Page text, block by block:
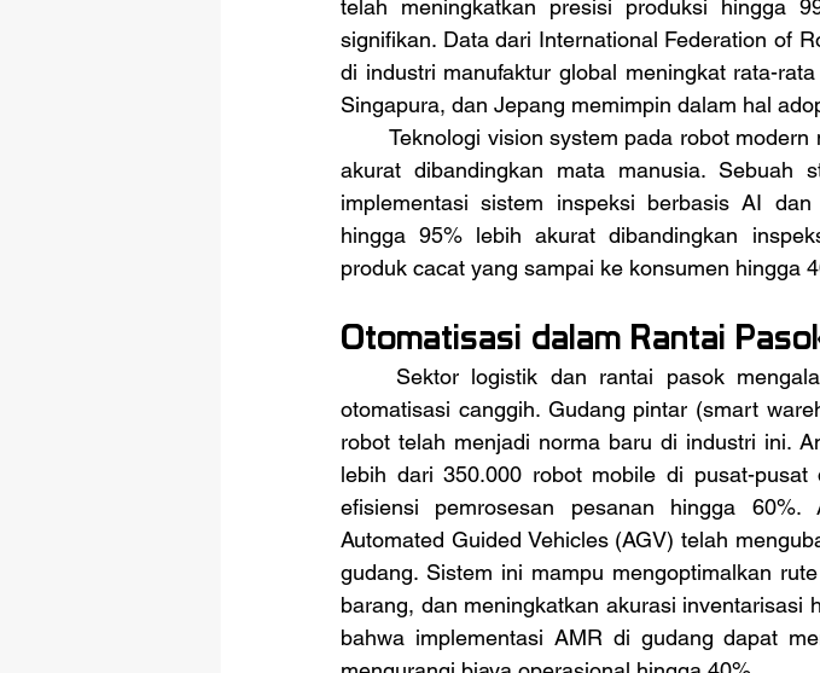
telah meningkatkan presisi produksi hingga
signifikan. Data dari International Federation of
di industri manufaktur global meningkat rata-
Singapura, dan Jepang memimpin dalam hal
	Teknologi vision system pada robot modern memungkinkan inspeksi kualitas yang lebih
akurat dibandingkan mata manusia. Sebuah
implementasi sistem inspeksi berbasis AI
hingga 95% lebih akurat dibandingkan
produk cacat yang sampai ke konsumen hingga
Otomatisasi dalam Rantai
otomatisasi canggih. Gudang pintar (smart
robot telah menjadi norma baru di industri ini.
lebih dari 350.000 robot mobile di pusat-pusat
efisiensi pemrosesan pesanan hingga
Automated Guided Vehicles (AGV) telah
gudang. Sistem ini mampu mengoptimalkan
barang, dan meningkatkan akurasi inventarisasi
bahwa implementasi AMR di gudang dapat